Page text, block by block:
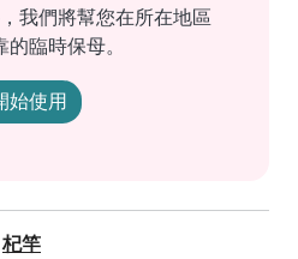
我們將幫您在所在地區
臨時保母。
始使用
杞竿